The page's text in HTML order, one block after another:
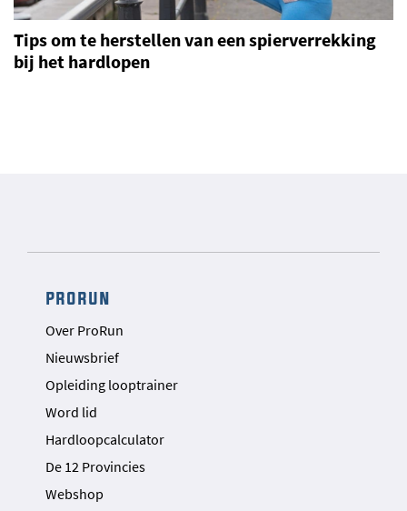
Tips om te herstellen van een spierverrekking
bij het hardlopen
prorun
Over ProRun
Nieuwsbrief
Opleiding looptrainer
Word lid
Hardloopcalculator
De 12 Provincies
Webshop